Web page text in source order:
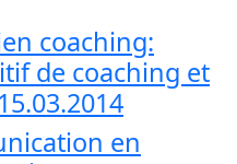
coaching:
de coaching et
en